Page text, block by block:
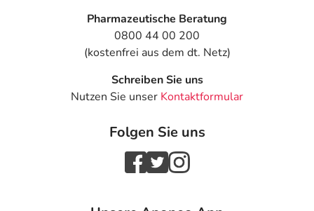
Pharmazeutische Beratung
0800 44 00 200
(kostenfrei aus dem dt. Netz)
Schreiben Sie uns
Nutzen Sie unser Kontaktformular
Folgen Sie uns